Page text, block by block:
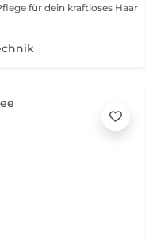
für dein kraftloses Haar